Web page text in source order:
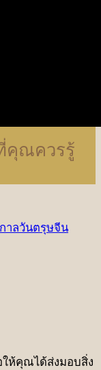
คุณควรรู้
าลวันตรุษจีน
ให้คุณได้ส่งมอบสิ่ง